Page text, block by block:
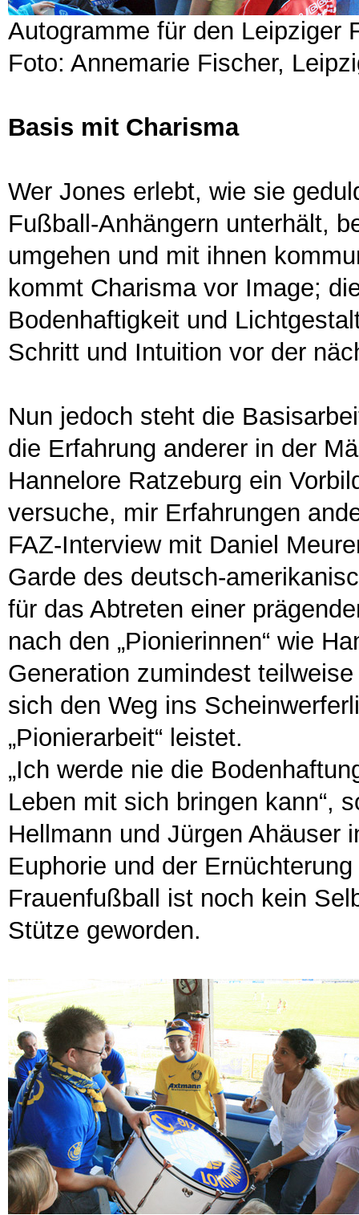
Autogramme für den Leipziger
Foto: Annemarie Fischer,
Basis mit Charisma
Wer Jones erlebt, wie sie
Fußball-Anhängern unterhält,
umgehen und mit ihnen
kommt Charisma vor Image;
Bodenhaftigkeit und
Schritt und Intuition vor der
Nun jedoch steht die
die Erfahrung anderer in der
Hannelore Ratzeburg ein
versuche, mir Erfahrungen
FAZ-Interview mit Daniel
Garde des deutsch-
für das Abtreten einer
nach den „Pionierinnen“ wie
Generation zumindest
sich den Weg ins
„Pionierarbeit“ leistet.
„Ich werde nie die
Leben mit sich bringen kann“,
Hellmann und Jürgen Ahäuser
Euphorie und der
Frauenfußball ist noch kein
Stütze geworden.